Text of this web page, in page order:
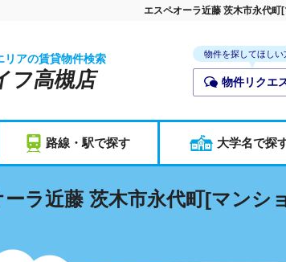
エスペオーラ近藤 茨木市永代町
リアの賃貸物件検索
フ高槻店
物件を探してほしい
物件リクエ
路線・駅で探す 大学名で探
ラ近藤 茨木市永代町[マンシ